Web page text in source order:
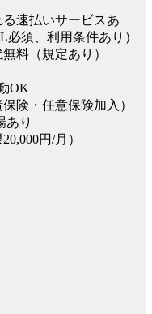
る速払いサービスあ
須、利用条件あり）
料（規定あり）
OK
険・任意保険加入）
あり
円/月）